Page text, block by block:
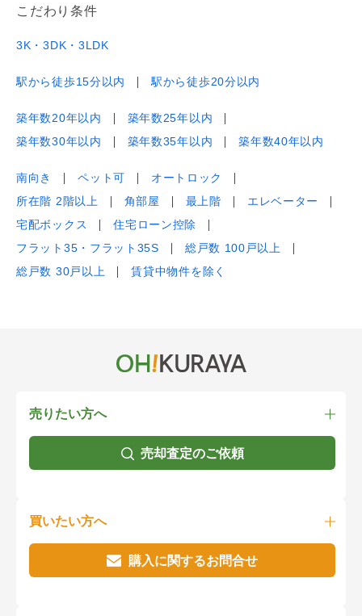
こだわり条件
3K・3DK・3LDK
駅から徒歩15分以内 駅から徒歩20分以内
築年数20年以内
築年数25年以内
築年数30年以内
築年数35年以内 築年数40年以内
南向き ペット可
オートロック
所在階 2階以上
角部屋 最上階
エレベーター
宅配ボックス
住宅ローン控除
フラット35・フラット35S
総戸数 100戸以上
総戸数 30戸以上
賃貸中物件を除く
売りたい方へ
売却査定のご依頼
買いたい方へ
購入に関するお問合せ